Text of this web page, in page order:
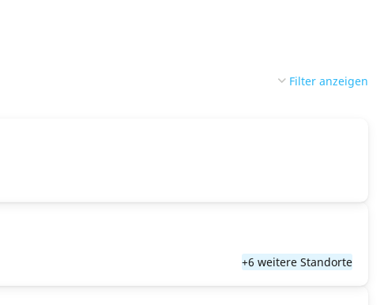
Filter anzeigen
+6 weitere Standorte